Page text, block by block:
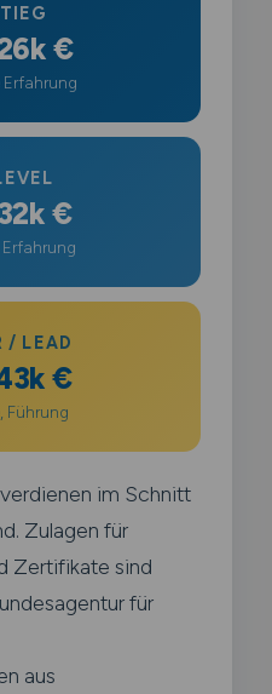
€
Erfahrung
€
Erfahrung
/ LEAD
€
Führung
im Schnitt
Zulagen für
Zertifikate sind
für
aus